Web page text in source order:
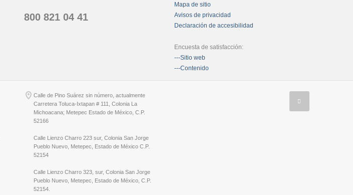
800 821 04 41
Mapa de sitio
Avisos de privacidad
Declaración de accesibilidad
Encuesta de satisfacción:
---Sitio web
---Contenido
Calle de Pino Suárez sin número, actualmente
Carretera Toluca-Ixtapan # 111, Colonia La
Michoacana; Metepec Estado de México, C.P.
52166
Calle Lienzo Charro 223 sur, Colonia San Jorge
Pueblo Nuevo, Metepec, Estado de México C.P.
52154
Calle Lienzo Charro 323, sur, Colonia San Jorge
Pueblo Nuevo, Metepec, Estado de México, C.P.
52154.